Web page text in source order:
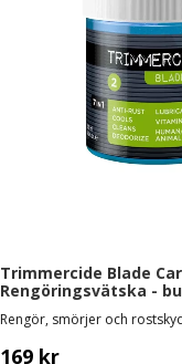
Trimmercide Blade
Rengöringsvätska -
169 kr